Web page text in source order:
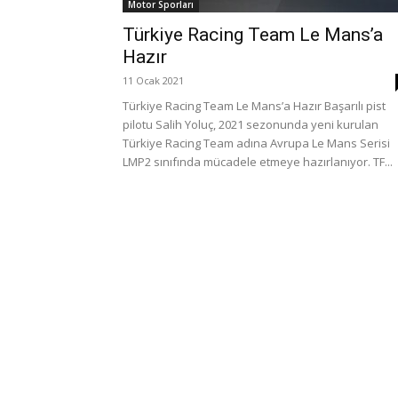
Motor Sporları
Türkiye Racing Team Le Mans’a
Hazır
11 Ocak 2021
Türkiye Racing Team Le Mans’a Hazır Başarılı pist
pilotu Salih Yoluç, 2021 sezonunda yeni kurulan
Türkiye Racing Team adına Avrupa Le Mans Serisi
LMP2 sınıfında mücadele etmeye hazırlanıyor. TF...